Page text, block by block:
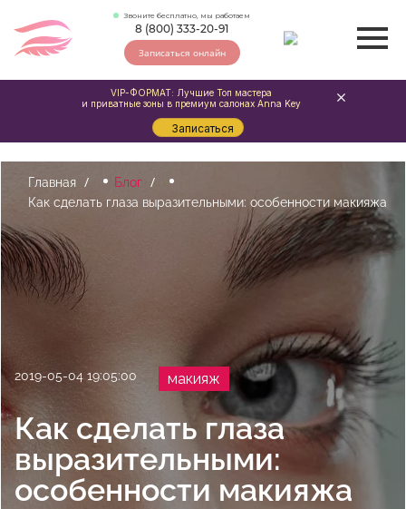
Звоните бесплатно, мы работаем
8 (800) 333-20-91
Записаться онлайн
Главная
Блог
Как сделать глаза выразительными: особенности макияжа
2019-05-04 19:05:00 макияж
Как сделать глаза
выразительными:
особенности макияжа
VIP-ФОРМАТ: Лучшие Топ мастера
и приватные зоны в премиум салонах Anna Key
Записаться